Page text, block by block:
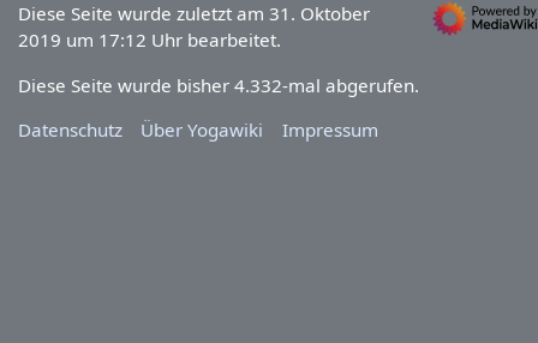
Diese Seite wurde zuletzt am 31. Oktober
2019 um 17:12 Uhr bearbeitet.
Diese Seite wurde bisher 4.332-mal abgerufen.
Datenschutz
Über Yogawiki Impressum